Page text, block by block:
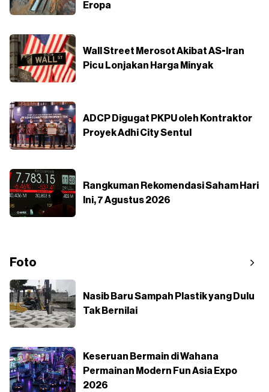
Eropa
Wall Street Merosot Akibat AS-Iran
Picu Lonjakan Harga Minyak
ADCP Digugat PKPU oleh Kontraktor
Proyek Adhi City Sentul
Rangkuman Rekomendasi Saham Hari
Ini, 7 Agustus 2026
Foto
Nasib Baru Sampah Plastik yang Dulu
Tak Bernilai
Keseruan Bermain di Wahana
Permainan Modern Fun Asia Expo
2026